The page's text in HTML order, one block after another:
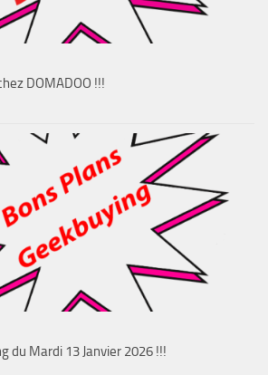
DOMADOO !!!
du Mardi 13 Janvier 2026 !!!